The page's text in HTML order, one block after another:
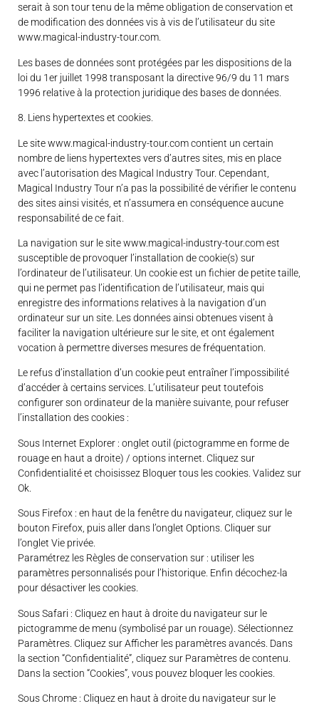
serait à son tour tenu de la même obligation de conservation et
de modification des données vis à vis de l’utilisateur du site
www.magical-industry-tour.com.
Les bases de données sont protégées par les dispositions de la
loi du 1er juillet 1998 transposant la directive 96/9 du 11 mars
1996 relative à la protection juridique des bases de données.
8. Liens hypertextes et cookies.
Le site www.magical-industry-tour.com contient un certain
nombre de liens hypertextes vers d’autres sites, mis en place
avec l’autorisation des Magical Industry Tour. Cependant,
Magical Industry Tour n’a pas la possibilité de vérifier le contenu
des sites ainsi visités, et n’assumera en conséquence aucune
responsabilité de ce fait.
La navigation sur le site www.magical-industry-tour.com est
susceptible de provoquer l’installation de cookie(s) sur
l’ordinateur de l’utilisateur. Un cookie est un fichier de petite taille,
qui ne permet pas l’identification de l’utilisateur, mais qui
enregistre des informations relatives à la navigation d’un
ordinateur sur un site. Les données ainsi obtenues visent à
faciliter la navigation ultérieure sur le site, et ont également
vocation à permettre diverses mesures de fréquentation.
Le refus d’installation d’un cookie peut entraîner l’impossibilité
d’accéder à certains services. L’utilisateur peut toutefois
configurer son ordinateur de la manière suivante, pour refuser
l’installation des cookies :
Sous Internet Explorer : onglet outil (pictogramme en forme de
rouage en haut a droite) / options internet. Cliquez sur
Confidentialité et choisissez Bloquer tous les cookies. Validez sur
Ok.
Sous Firefox : en haut de la fenêtre du navigateur, cliquez sur le
bouton Firefox, puis aller dans l’onglet Options. Cliquer sur
l’onglet Vie privée.
Paramétrez les Règles de conservation sur : utiliser les
paramètres personnalisés pour l’historique. Enfin décochez-la
pour désactiver les cookies.
Sous Safari : Cliquez en haut à droite du navigateur sur le
pictogramme de menu (symbolisé par un rouage). Sélectionnez
Paramètres. Cliquez sur Afficher les paramètres avancés. Dans
la section “Confidentialité”, cliquez sur Paramètres de contenu.
Dans la section “Cookies”, vous pouvez bloquer les cookies.
Sous Chrome : Cliquez en haut à droite du navigateur sur le